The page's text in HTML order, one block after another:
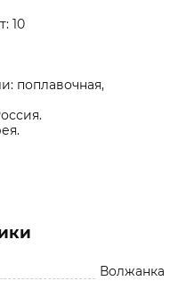
10
поплавочная,
Волжанка